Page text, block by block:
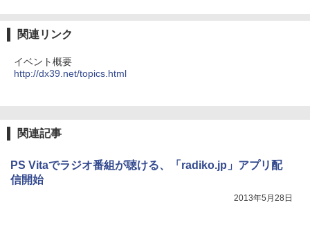
関連リンク
イベント概要
http://dx39.net/topics.html
関連記事
PS Vitaでラジオ番組が聴ける、「radiko.jp」アプリ配
信開始
2013年5月28日